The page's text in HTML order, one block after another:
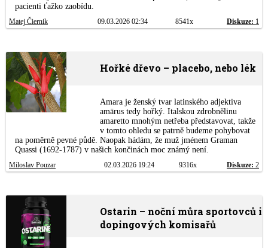
pacienti ťažko zaobídu.
Matej Čiernik 09.03.2026 02:34 8541x Diskuze: 1
Hořké dřevo – placebo, nebo lék
Amara je ženský tvar latinského adjektiva
amārus tedy hořký. Italskou zdrobnělinu
amaretto mnohým netřeba představovat, takže
v tomto ohledu se patrně budeme pohybovat
na poměrně pevné půdě. Naopak hádám, že muž jménem Graman
Quassi (1692-1787) v našich končinách moc známý není.
Miloslav Pouzar 02.03.2026 19:24 9316x Diskuze: 2
Ostarin – noční můra sportovců i
dopingových komisařů